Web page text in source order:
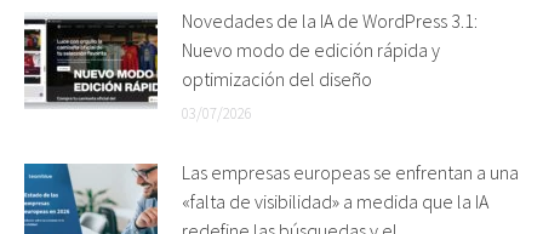
Novedades de la IA de WordPress 3.1:
Nuevo modo de edición rápida y
optimización del diseño
03/07/2026
Las empresas europeas se enfrentan a una
«falta de visibilidad» a medida que la IA